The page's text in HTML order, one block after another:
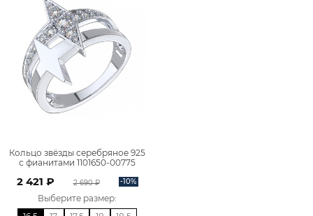
Кольцо звёзды серебряное 925
с фианитами 1101650-00775
2 421 ₽ 2 690 ₽ -10%
Выберите размер: